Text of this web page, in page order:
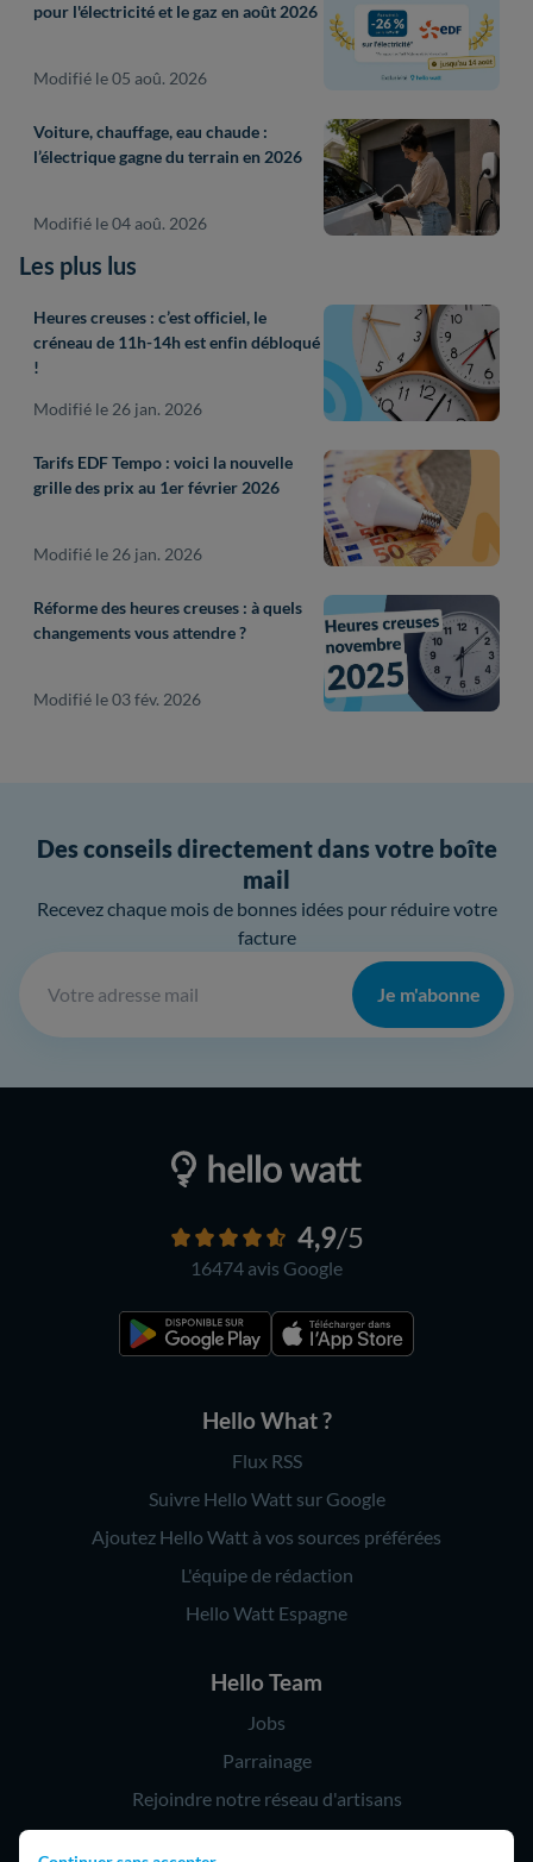
pour l'électricité et le gaz en août 2026
Modifié le 05 aoû. 2026
Voiture, chauffage, eau chaude :
l’électrique gagne du terrain en 2026
Modifié le 04 aoû. 2026
Les plus lus
Heures creuses : c’est officiel, le
créneau de 11h-14h est enfin débloqué
!
Modifié le 26 jan. 2026
Tarifs EDF Tempo : voici la nouvelle
grille des prix au 1er février 2026
Modifié le 26 jan. 2026
Réforme des heures creuses : à quels
changements vous attendre ?
Modifié le 03 fév. 2026
Des conseils directement dans votre boîte
mail
Recevez chaque mois de bonnes idées pour réduire votre
facture
Je m'abonne
4,9/5
16474 avis Google
Hello What ?
Flux RSS
Suivre Hello Watt sur Google
Ajoutez Hello Watt à vos sources préférées
L'équipe de rédaction
Hello Watt Espagne
Hello Team
Jobs
Parrainage
Rejoindre notre réseau d'artisans